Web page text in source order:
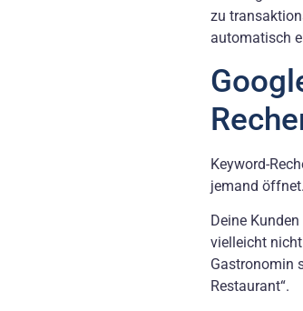
zu
automatisch
Keyword-
jemand
Deine
vielleicht nicht
Gastronomin
Restaurant“.